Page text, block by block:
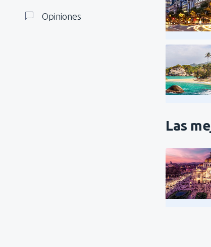
Opiniones
Las